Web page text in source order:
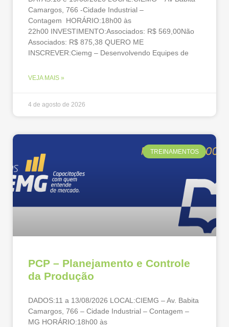
Camargos, 766 -Cidade Industrial –
Contagem HORÁRIO:18h00 às
22h00 INVESTIMENTO:Associados: R$ 569,00Não
Associados: R$ 875,38 QUERO ME
INSCREVER:Ciemg – Desenvolvendo Equipes de
VEJA MAIS »
4 de agosto de 2026
TREINAMENTOS
PCP – Planejamento e Controle
da Produção
DADOS:11 a 13/08/2026 LOCAL:CIEMG – Av. Babita
Camargos, 766 – Cidade Industrial – Contagem –
MG HORÁRIO:18h00 às